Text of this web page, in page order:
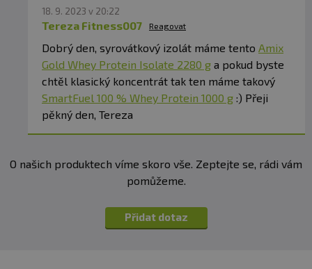
Lysin*
Methionin* 2 500 mg
Phenylalanin* 4 000 mg
Prolin 5 100 mg
Serin 4 800 mg
5 500 mg
18. 9. 2023 v 20:22
Tereza Fitness007 Reagovat
Dobrý den, syrovátkový izolát máme tento Amix
Gold Whey Protein Isolate 2280 g a pokud byste
chtěl klasický koncentrát tak ten máme takový
SmartFuel 100 % Whey Protein 1000 g :) Přeji
pěkný den, Tereza
O našich produktech víme skoro vše. Zeptejte se, rádi vám
pomůžeme.
Přidat dotaz